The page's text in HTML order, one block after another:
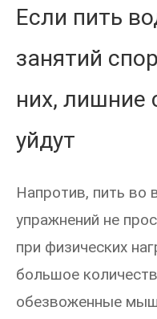
Если пить
занятий
них, лишние
уйдут
Напротив, пить во
упражнений не
при физических
большое
обезвоженные